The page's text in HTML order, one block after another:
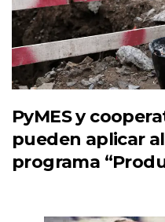
PyMES y
pueden aplicar
programa